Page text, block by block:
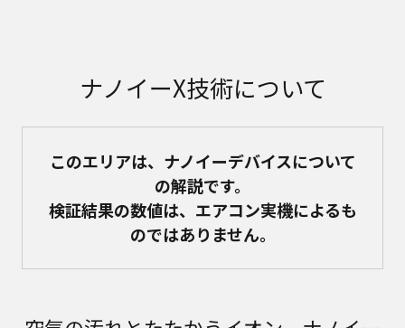
ナノイーX技術について
このエリアは、ナノイーデバイスについて
の解説です。
検証結果の数値は、エアコン実機によるも
のではありません。